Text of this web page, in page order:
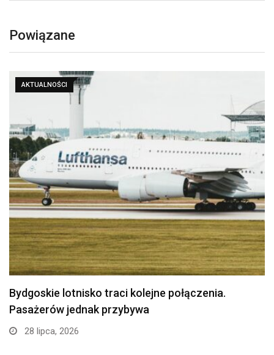
Powiązane
AKTUALNOŚCI
Politechnika Bydgoska przejęła stajnię w
Myślęcinku. Studenci weterynarii…
24 lipca, 2026